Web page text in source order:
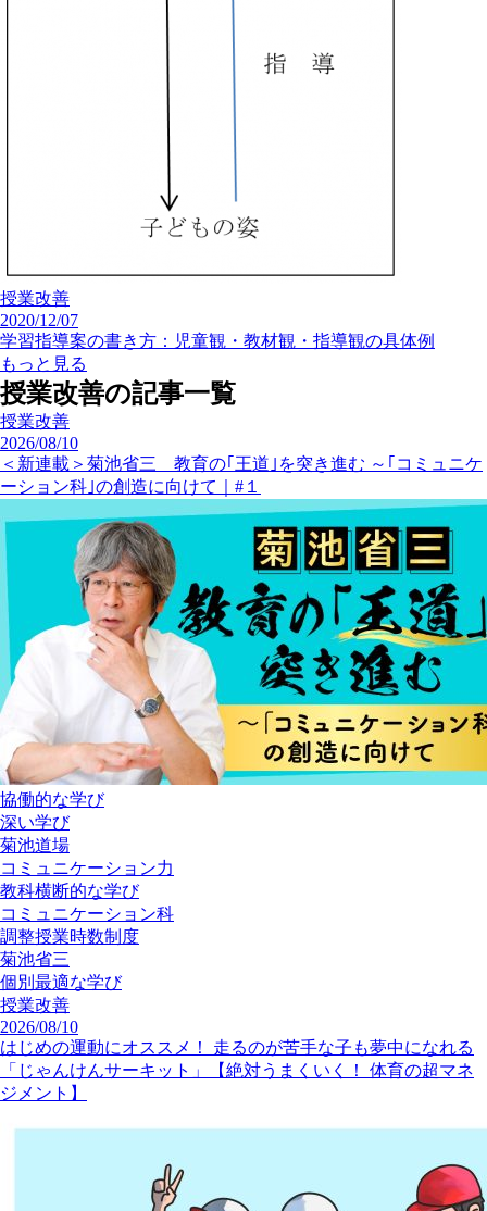
授業改善
2020/12/07
学習指導案の書き方：児童観・教材観・指導観の具体例
もっと見る
授業改善の記事一覧
授業改善
2026/08/10
＜新連載＞菊池省三 教育の｢王道｣を突き進む ～｢コミュニケ
ーション科｣の創造に向けて｜#１
協働的な学び
深い学び
菊池道場
コミュニケーション力
教科横断的な学び
コミュニケーション科
調整授業時数制度
菊池省三
個別最適な学び
授業改善
2026/08/10
はじめの運動にオススメ！ 走るのが苦手な子も夢中になれる
「じゃんけんサーキット」【絶対うまくいく！ 体育の超マネ
ジメント】